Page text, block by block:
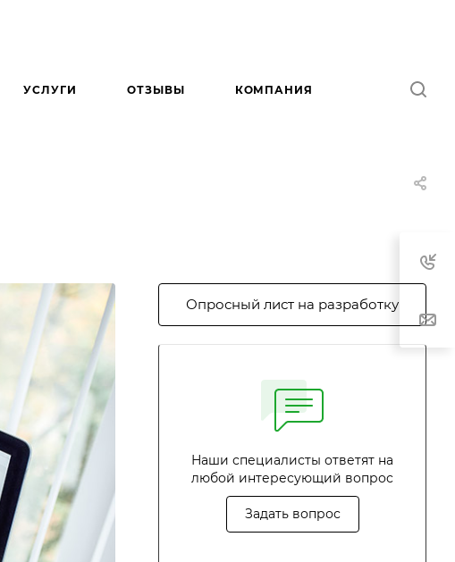
УСЛУГИ ОТЗЫВЫ КОМПАНИЯ
Опросный лист на разработку
Наши специалисты ответят на
любой интересующий вопрос
Задать вопрос